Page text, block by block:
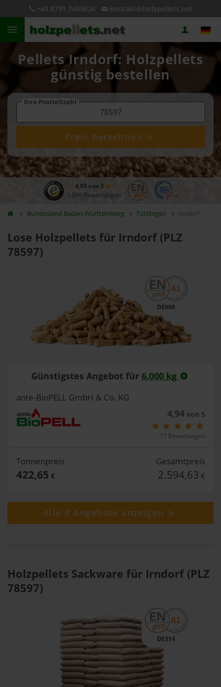
+49 8731 7409626 kontakt@holzpellets.net
Pellets Irndorf: Holzpellets
günstig bestellen
Ihre Postleitzahl
Preis berechnen
4,93 von 5
5.090 Bewertungen
Bundesland Baden-Württemberg Tuttlingen Irndorf
Lose Holzpellets für Irndorf (PLZ
78597)
DE008
Günstigstes Angebot für 6.000 kg
ante-BioPELL GmbH & Co. KG
4,94von 5
17 Bewertungen
Tonnenpreis
422,65 €
Gesamtpreis
2.594,63 €
Alle 8 Angebote anzeigen
Holzpellets Sackware für Irndorf (PLZ
78597)
DE314